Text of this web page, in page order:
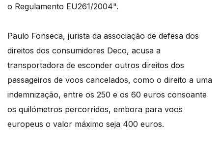
o Regulamento EU261/2004".
Paulo Fonseca, jurista da associação de defesa dos
direitos dos consumidores Deco, acusa a
transportadora de esconder outros direitos dos
passageiros de voos cancelados, como o direito a uma
indemnização, entre os 250 e os 60 euros consoante
os quilómetros percorridos, embora para voos
europeus o valor máximo seja 400 euros.